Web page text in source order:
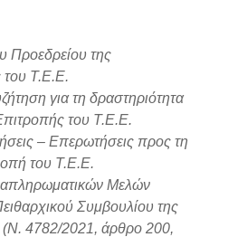
Προεδρείου της
του Τ.Ε.Ε.
για τη δραστηριότητα
του Τ.Ε.Ε.
– Επερωτήσεις προς τη
του Τ.Ε.Ε.
Μελών
Συμβουλίου της
4782/2021, άρθρο 200,